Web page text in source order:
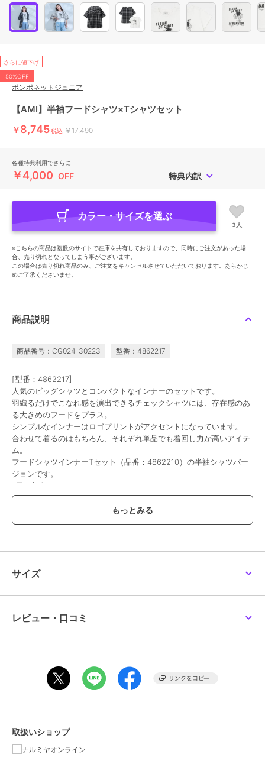
さらに値下げ
50%OFF
ポンポネットジュニア
【AMI】半袖フードシャツ×Tシャツセット
￥8,745税込 ￥17,490
各種特典利用でさらに
￥4,000 OFF 特典内訳
カラー・サイズを選ぶ
3人
※こちらの商品は複数のサイトで在庫を共有しておりますので、同時にご注文があった場
合、売り切れとなってしまう事がございます。
この場合は売り切れ商品のみ、ご注文をキャンセルさせていただいております。あらかじ
めご了承くださいませ。
商品説明
商品番号：CG024-30223 型番：4862217
[型番：4862217]
人気のビッグシャツとコンパクトなインナーのセットです。
羽織るだけでこなれ感を演出できるチェックシャツには、存在感のあ
る大きめのフードをプラス。
シンプルなインナーはロゴプリントがアクセントになっています。
合わせて着るのはもちろん、それぞれ単品でも着回し力が高いアイテ
ム。
フードシャツインナーTセット（品番：4862210）の半袖シャツバー
ジョンです。
※黒は新色
【ハートマークを押してお気に入り登録を！】
「在庫残りわずか」の通知、「再入荷通知」「値下げ通知」など、お
- POM PONETTE AMI (ポンポネット アミ）について -
フランス語で友達を意味する”AMI（アミ）”は女の子の味方になりた
Mサイズ 150～160 Lサイズ 160～
【裏地】なし
【ポケット】あり
黒：モデル身長：157cm 着用サイズ：L(160cm)
サイズ
レビュー・口コミ
取扱いショップ